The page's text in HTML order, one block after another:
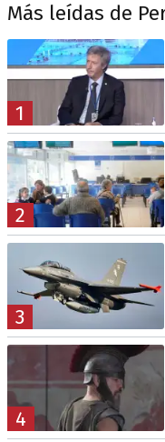
Más leídas de
1
2
3
4